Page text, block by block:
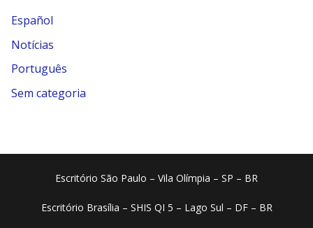
Español
Notícias
Português
Sem categoria
Escritório São Paulo – Vila Olímpia – SP – BR
Escritório Brasília – SHIS QI 5 – Lago Sul – DF – BR